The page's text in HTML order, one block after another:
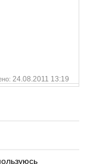
24.08.2011 13:19